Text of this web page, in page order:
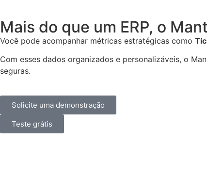
Mais do que um ERP, o
Você pode acompanhar métricas estratégicas como
Com esses dados organizados e personalizáveis, o
seguras.
Solicite uma demonstração
Teste grátis